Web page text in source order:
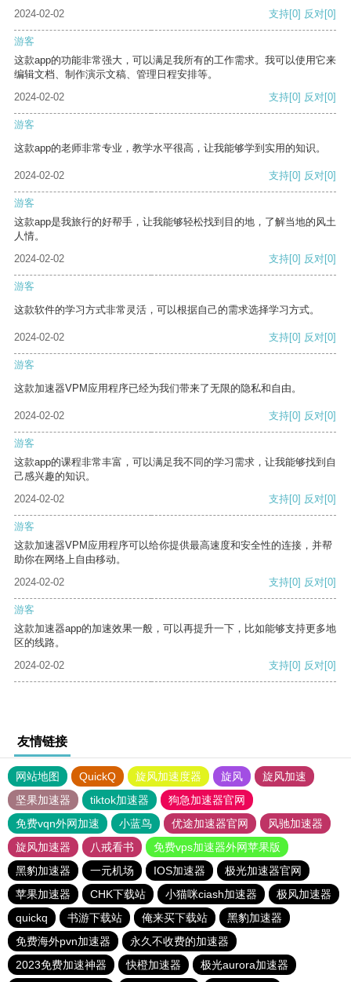
2024-02-02 支持[0] 反对[0]
游客
这款app的功能非常强大，可以满足我所有的工作需求。我可以使用它来
编辑文档、制作演示文稿、管理日程安排等。
2024-02-02
支持[0] 反对[0]
游客
这款app的老师非常专业，教学水平很高，让我能够学到实用的知识。
2024-02-02 支持[0] 反对[0]
游客
这款app是我旅行的好帮手，让我能够轻松找到目的地，了解当地的风土
人情。
2024-02-02
支持[0] 反对[0]
游客
这款软件的学习方式非常灵活，可以根据自己的需求选择学习方式。
2024-02-02 支持[0] 反对[0]
游客
这款加速器VPM应用程序已经为我们带来了无限的隐私和自由。
2024-02-02 支持[0] 反对[0]
游客
这款app的课程非常丰富，可以满足我不同的学习需求，让我能够找到自
己感兴趣的知识。
2024-02-02
支持[0] 反对[0]
游客
这款加速器VPM应用程序可以给你提供最高速度和安全性的连接，并帮
助你在网络上自由移动。
2024-02-02
支持[0] 反对[0]
游客
这款加速器app的加速效果一般，可以再提升一下，比如能够支持更多地
区的线路。
2024-02-02
支持[0] 反对[0]
友情链接
网站地图 QuickQ 旋风加速度器 旋风
旋风加速
坚果加速器
tiktok加速器
狗急加速器官网
免费vqn外网加速
小蓝鸟 优途加速器官网
风驰加速器
旋风加速器
八戒看书
免费vps加速器外网苹果版
黑豹加速器
一元机场 IOS加速器
极光加速器官网
苹果加速器
CHK下载站 小猫咪ciash加速器
极风加速器
quickq
书游下载站 俺来买下载站
黑豹加速器
免费海外pvn加速器
永久不收费的加速器
2023免费加速神器
快橙加速器 极光aurora加速器